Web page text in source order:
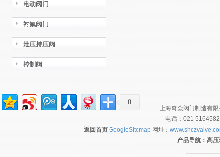
电动阀门
衬氟阀门
泄压持压阀
控制阀
0
上海奇众阀门制造有
电话：021-
返回首页 GoogleSitemap 网址：
产品导航： 高压